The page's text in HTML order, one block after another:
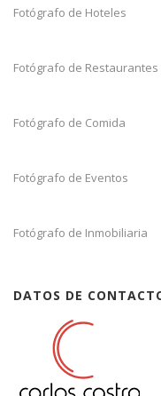
Fotógrafo de Hoteles
Fotógrafo de Restaurantes
Fotógrafo de Comida
Fotógrafo de Eventos
Fotógrafo de Inmobiliaria
DATOS DE